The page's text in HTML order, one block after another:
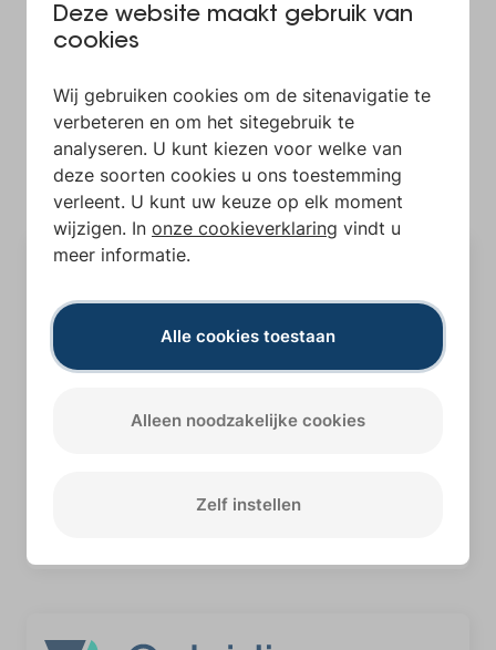
Deze website maakt gebruik van
cookies
Wij gebruiken cookies om de sitenavigatie te
verbeteren en om het sitegebruik te
analyseren. U kunt kiezen voor welke van
deze soorten cookies u ons toestemming
verleent. U kunt uw keuze op elk moment
wijzigen. In onze cookieverklaring vindt u
meer informatie.
Alle cookies toestaan
Alleen noodzakelijke cookies
Zelf instellen
Bevat volgende licenties
LOKALE BESTUREN BEDRIJVEN
De slimme en veilige manier om digitale